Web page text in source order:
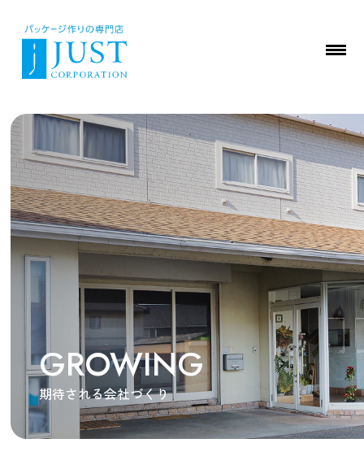
GROWING
期待される会社づくり